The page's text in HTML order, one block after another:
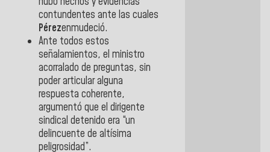
contundentes ante las cuales
Pérezenmudeció.
Ante todos estos
señalamientos, el ministro
acorralado de preguntas, sin
poder articular alguna
respuesta coherente,
argumentó que el dirigente
sindical detenido era “un
delincuente de altísima
peligrosidad”.